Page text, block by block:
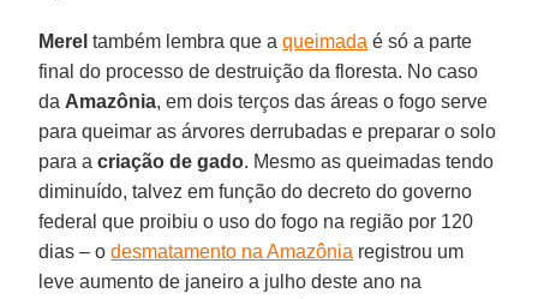
Merel também lembra que aqueimada é só a parte
final do processo de destruição da floresta. No caso
da Amazônia, em dois terços das áreas o fogo serve
para queimar as árvores derrubadas e preparar o solo
para acriação de gado. Mesmo as queimadas tendo
diminuído, talvez em função do decreto do governo
federal que proibiu o uso do fogo na região por 120
dias – odesmatamento na Amazônia registrou um
leve aumento de janeiro a julho deste ano na